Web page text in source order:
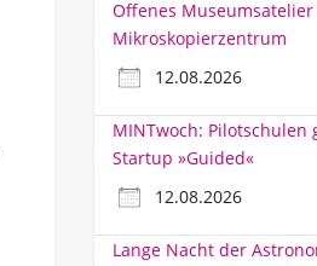
Offenes Museumsatelier
Mikroskopierzentrum
12.08.2026
MINTwoch: Pilotschulen
Startup »Guided«
12.08.2026
Lange Nacht der